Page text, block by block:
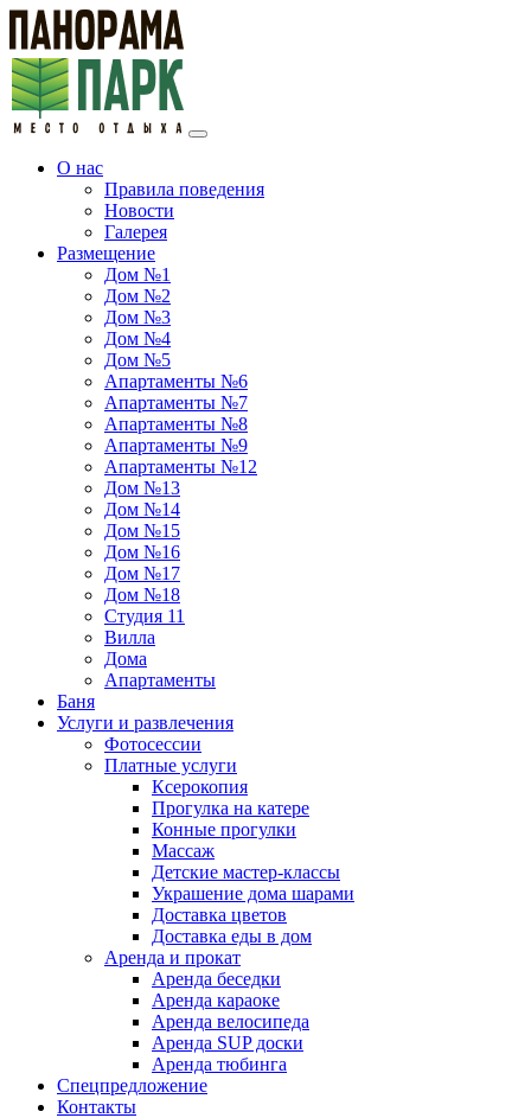
О нас
Правила поведения
Новости
Галерея
Размещение
Дом №1
Дом №2
Дом №3
Дом №4
Дом №5
Апартаменты №6
Апартаменты №7
Апартаменты №8
Апартаменты №9
Апартаменты №12
Дом №13
Дом №14
Дом №15
Дом №16
Дом №17
Дом №18
Студия 11
Вилла
Дома
Апартаменты
Баня
Услуги и развлечения
Фотосессии
Платные услуги
Ксерокопия
Прогулка на катере
Конные прогулки
Массаж
Детские мастер-классы
Украшение дома шарами
Доставка цветов
Доставка еды в дом
Аренда и прокат
Аренда беседки
Аренда караоке
Аренда велосипеда
Аренда SUP доски
Аренда тюбинга
Спецпредложение
Контакты